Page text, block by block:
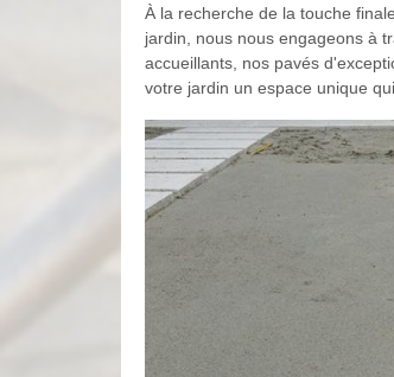
À la recherche de la touche
jardin, nous nous engageons à
accueillants, nos pavés
votre jardin un espace unique